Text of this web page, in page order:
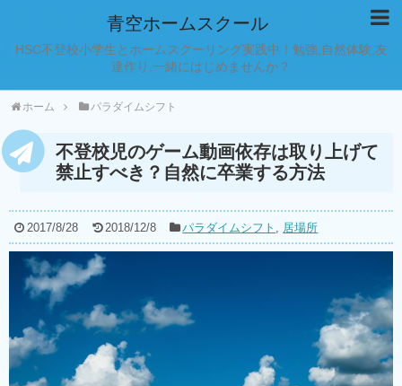
青空ホームスクール
HSC不登校小学生とホームスクーリング実践中！勉強,自然体験,友
達作り,一緒にはじめませんか？
ホーム パラダイムシフト
不登校児のゲーム動画依存は取り上げて
禁止すべき？自然に卒業する方法
2017/8/28 2018/12/8 パラダイムシフト , 居場所